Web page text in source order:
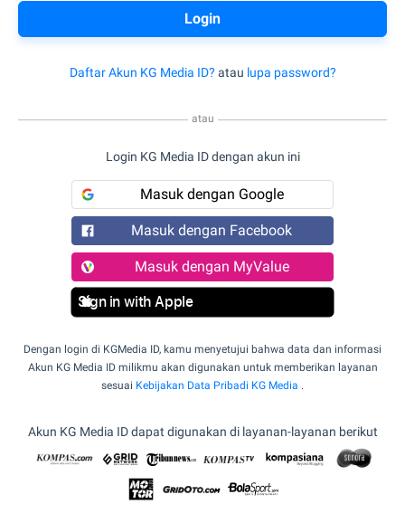
Daftar Akun KG Media ID? atau lupa password?
atau
Login KG Media ID dengan akun ini
Masuk dengan Google
Masuk dengan Facebook
Masuk dengan MyValue
Sign in with Apple
Dengan login di KGMedia ID, kamu menyetujui bahwa data dan informasi
Akun KG Media ID milikmu akan digunakan untuk memberikan layanan
sesuai Kebijakan Data Pribadi KG Media .
Akun KG Media ID dapat digunakan di layanan-layanan berikut